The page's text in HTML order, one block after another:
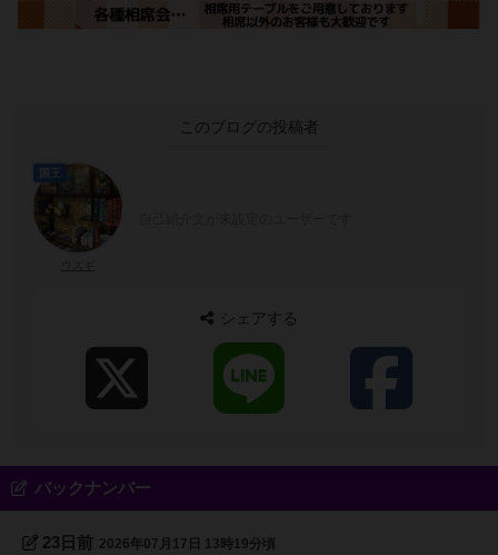
このブログの投稿者
国王
シェアする
バックナンバー
23日前 2026年07月17日 13時19分頃